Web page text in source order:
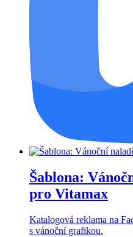
Šablona:
pro Vitamax
Katalogová reklama na
s vánoční grafikou.